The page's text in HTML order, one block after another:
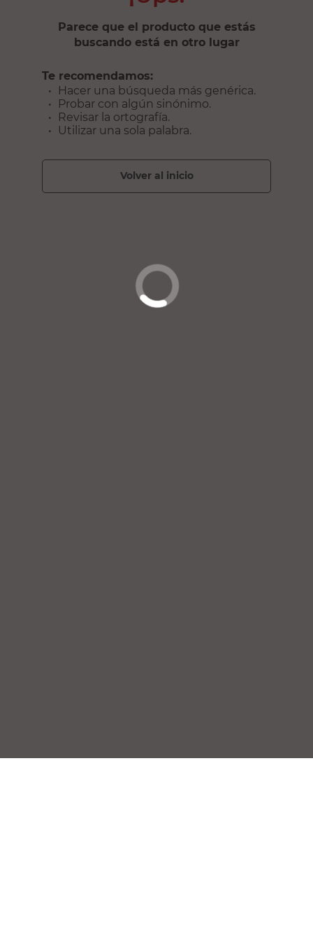
Parece que el producto que estás
buscando está en otro lugar
Te recomendamos:
Hacer una búsqueda más genérica.
Probar con algún sinónimo.
Revisar la ortografía.
Utilizar una sola palabra.
volver al inicio